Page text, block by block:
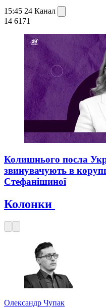
15:45 24 Канал
14 6171
Колишнього посла
звинувачують в
Стефанішиної
Колонки
Олександр Чупак